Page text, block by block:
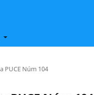
PUCE Núm 104